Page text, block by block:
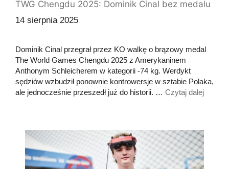
TWG Chengdu 2025: Dominik Cinal bez medalu
14 sierpnia 2025
Dominik Cinal przegrał przez KO walkę o brązowy medal
The World Games Chengdu 2025 z Amerykaninem
Anthonym Schleicherem w kategorii -74 kg. Werdykt
sędziów wzbudził ponownie kontrowersje w sztabie Polaka,
ale jednocześnie przeszedł już do historii. … Czytaj dalej